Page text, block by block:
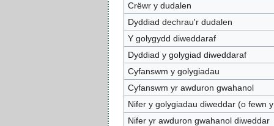
Crëwr y dudalen
Dyddiad dechrau'r dudalen
Y golygydd diweddaraf
Dyddiad y golygiad diweddaraf
Cyfanswm y golygiadau
Cyfanswm yr awduron gwahanol
Nifer y golygiadau diweddar (o fewn
Nifer yr awduron gwahanol diweddar